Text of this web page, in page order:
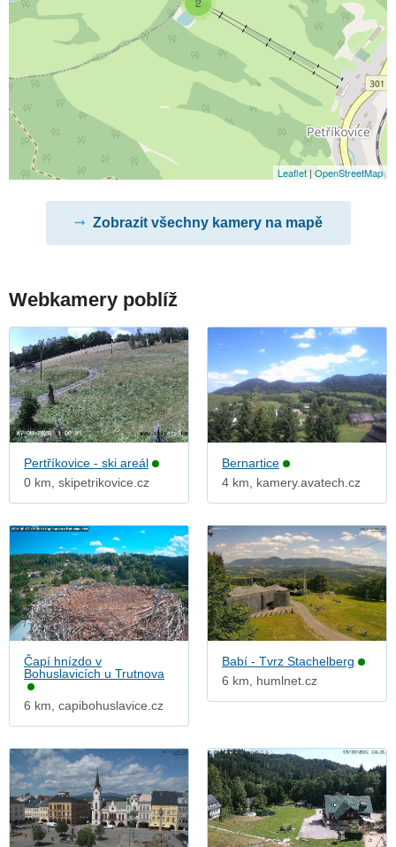
Leaflet | OpenStreetMap
Zobrazit všechny kamery na mapě
Webkamery poblíž
Pertříkovice - ski areál
0 km, skipetrikovice.cz
Bernartice
4 km, kamery.avatech.cz
Čapí hnízdo v
Bohuslavicích u Trutnova
6 km, capibohuslavice.cz
Babí - Tvrz Stachelberg
6 km, humlnet.cz